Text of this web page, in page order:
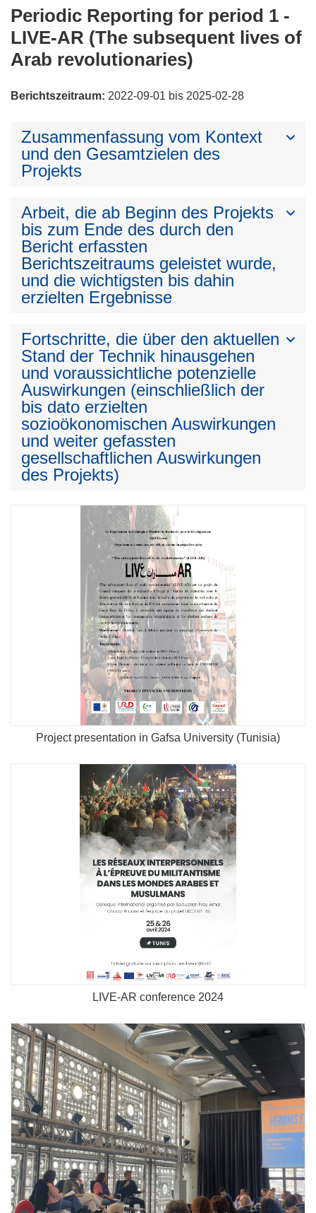
Periodic Reporting for period 1 -
LIVE-AR (The subsequent lives of
Arab revolutionaries)
Berichtszeitraum: 2022-09-01 bis 2025-02-28
Zusammenfassung vom Kontext
und den Gesamtzielen des
Projekts
Arbeit, die ab Beginn des Projekts
bis zum Ende des durch den
Bericht erfassten
Berichtszeitraums geleistet wurde,
und die wichtigsten bis dahin
erzielten Ergebnisse
Fortschritte, die über den aktuellen
Stand der Technik hinausgehen
und voraussichtliche potenzielle
Auswirkungen (einschließlich der
bis dato erzielten
sozioökonomischen Auswirkungen
und weiter gefassten
gesellschaftlichen Auswirkungen
des Projekts)
Project presentation in Gafsa University (Tunisia)
LIVE-AR conference 2024